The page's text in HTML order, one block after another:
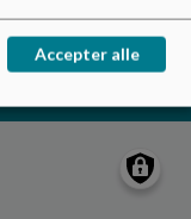
Accepter alle